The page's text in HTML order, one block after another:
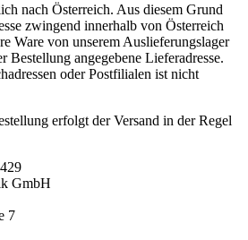
nach Österreich. Aus diesem Grund
zwingend innerhalb von Österreich
Ware von unserem Auslieferungslager
Bestellung angegebene Lieferadresse.
oder Postfilialen ist nicht
erfolgt der Versand in der Regel
GmbH
7